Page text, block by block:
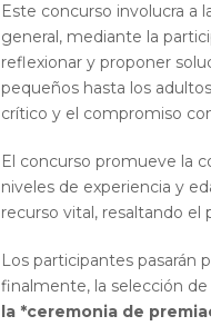
Este concurso involucra a
general, mediante la
reflexionar y proponer
pequeños hasta los
crítico y el compromiso
El concurso promueve la
niveles de experiencia y
recurso vital, resaltando el
Los participantes pasarán
finalmente, la selección
la *ceremonia de